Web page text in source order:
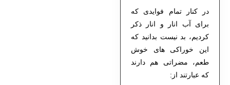
در کنار تمام فوایدی که
برای آب انار و انار ذکر
کردیم، بد نیست بدانید که
این خوراکی های خوش
طعم، مضراتی هم دارند
که عبارتند از: